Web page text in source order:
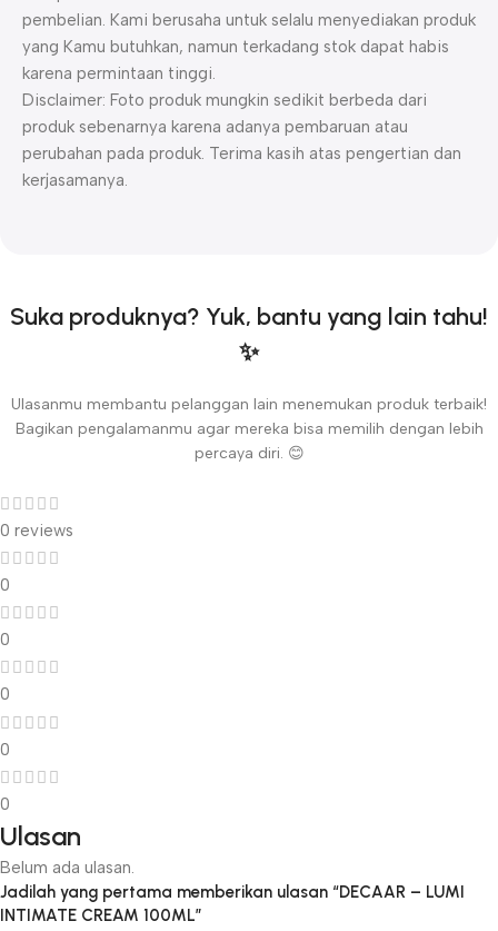
pembelian. Kami berusaha untuk selalu menyediakan produk
yang Kamu butuhkan, namun terkadang stok dapat habis
karena permintaan tinggi.
Disclaimer: Foto produk mungkin sedikit berbeda dari
produk sebenarnya karena adanya pembaruan atau
perubahan pada produk. Terima kasih atas pengertian dan
kerjasamanya.
Suka produknya? Yuk, bantu yang lain tahu!
✨
Ulasanmu membantu pelanggan lain menemukan produk terbaik!
Bagikan pengalamanmu agar mereka bisa memilih dengan lebih
percaya diri. 😊
0 reviews
0
0
0
0
0
Ulasan
Belum ada ulasan.
Jadilah yang pertama memberikan ulasan “DECAAR – LUMI
INTIMATE CREAM 100ML”